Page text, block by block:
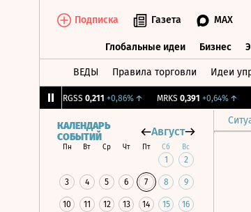
Подписка Газета MAX
Глобальные идеи Бизнес
ВЕДЫ Правила торговли Идеи
RGSS 0,211 +0,86%↑ MRKS 0,391 +0,64%↑
КАЛЕНДАРЬ
СОБЫТИЙ
Август
Пн Вт Ср Чт Пт Сб Вс
1 2
3 4 5 6 7 8 9
10 11 12 13 14 15 16